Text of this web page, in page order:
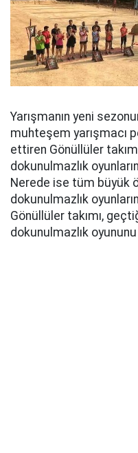
Yarışmanın yeni
muhteşem yarışmacı
ettiren Gönüllüler
dokunulmazlık
Nerede ise tüm büyük
dokunulmazlık
Gönüllüler takımı,
dokunulmazlık